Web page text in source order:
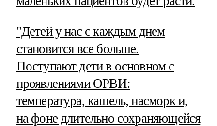
"Детей у нас с каждым днем
становится все больше.
Поступают дети в основном с
проявлениями ОРВИ:
температура, кашель, насморк и,
на фоне длительно сохраняющейся